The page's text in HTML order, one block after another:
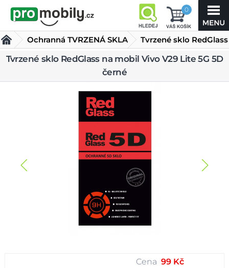
0
Ochranná TVRZENÁ SKLA
Tvrzené sklo RedGlass
na mobil Vivo V29 Lite
Tvrzené sklo RedGlass na mobil Vivo V29 Lite 5G 5D
černé
Cena 99 Kč